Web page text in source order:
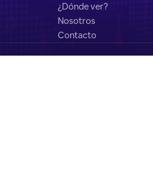
¿Dónde ver?
Nosotros
Contacto